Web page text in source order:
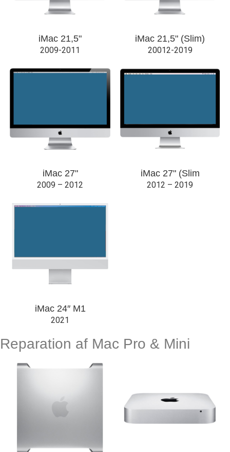
iMac 21,5"
2009-2011
iMac 21,5" (Slim)
20012-2019
iMac 27"
2009 – 2012
iMac 27" (Slim
2012 – 2019
iMac 24″ M1
2021
Reparation af Mac Pro & Mini